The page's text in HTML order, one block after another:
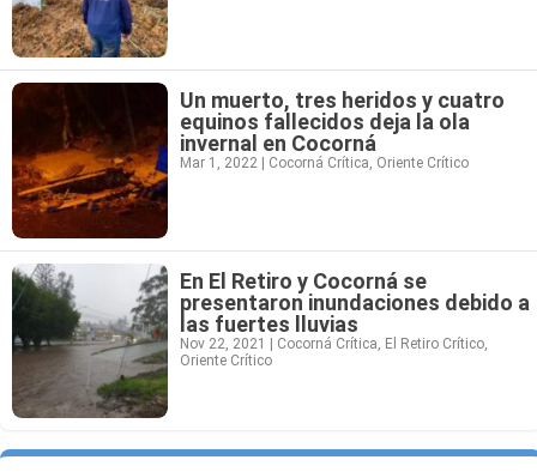
Un muerto, tres heridos y cuatro
equinos fallecidos deja la ola
invernal en Cocorná
Mar 1, 2022| Cocorná Crítica, Oriente Crítico
En El Retiro y Cocorná se
presentaron inundaciones debido a
las fuertes lluvias
Nov 22, 2021 | Cocorná Crítica El Retiro Crítico,
Oriente Crítico